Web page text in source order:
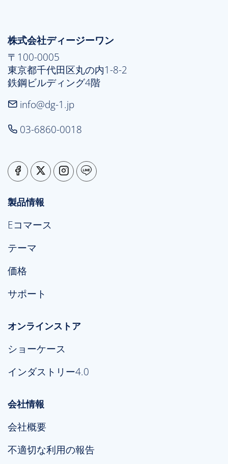
株式会社ディージーワン
〒100-0005
東京都千代田区丸の内1-8-2
鉄鋼ビルディング4階
info@dg-1.jp
03-6860-0018
製品情報
Eコマース
テーマ
価格
サポート
オンラインストア
ショーケース
インダストリー4.0
会社情報
会社概要
不適切な利用の報告